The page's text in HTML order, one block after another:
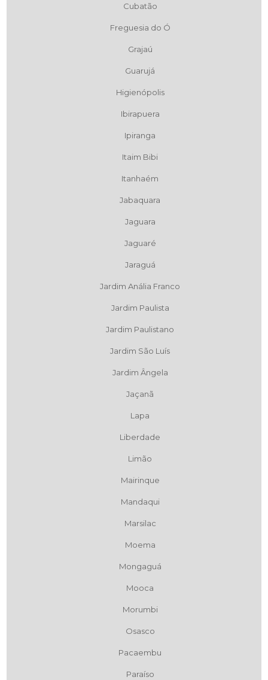
Cubatão
Freguesia do Ó
Grajaú
Guarujá
Higienópolis
Ibirapuera
Ipiranga
Itaim Bibi
Itanhaém
Jabaquara
Jaguara
Jaguaré
Jaraguá
Jardim Anália Franco
Jardim Paulista
Jardim Paulistano
Jardim São Luís
Jardim Ângela
Jaçanã
Lapa
Liberdade
Limão
Mairinque
Mandaqui
Marsilac
Moema
Mongaguá
Mooca
Morumbi
Osasco
Pacaembu
Paraíso